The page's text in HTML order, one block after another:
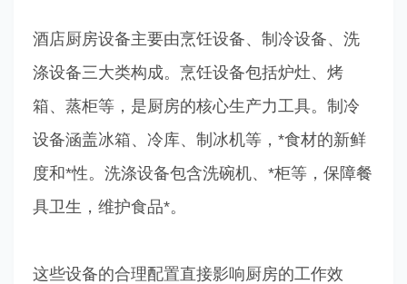
酒店厨房设备主要由烹饪设备、制冷设备、洗
涤设备三大类构成。烹饪设备包括炉灶、烤
箱、蒸柜等，是厨房的核心生产力工具。制冷
设备涵盖冰箱、冷库、制冰机等，*食材的新鲜
度和*性。洗涤设备包含洗碗机、*柜等，保障餐
具卫生，维护食品*。
这些设备的合理配置直接影响厨房的工作效